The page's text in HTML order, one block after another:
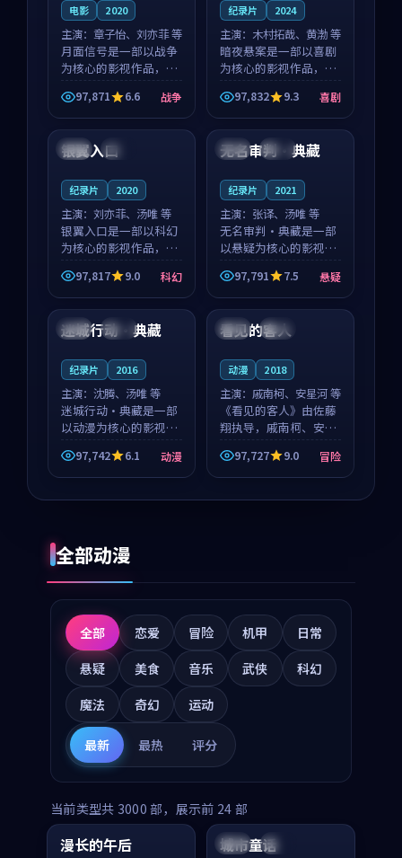
电影 2020
主演： 章子怡、刘亦菲 等
月面信号是一部以战争
为核心的影视作品，围
绕危机、反转与人物成
长展开，整体节奏紧
凑，值得推荐观看。
97,871 6.6 战争
纪录片 2024
主演： 木村拓哉、黄渤 等
暗夜悬案是一部以喜剧
为核心的影视作品，围
绕危机、反转与人物成
长展开，整体节奏紧
凑，值得推荐观看。
97,832 9.3 喜剧
法国 杜比
银翼入口
纪录片 2020
主演： 刘亦菲、汤唯 等
银翼入口是一部以科幻
为核心的影视作品，围
绕危机、反转与人物成
长展开，整体节奏紧
凑，值得推荐观看。
97,817 9.0 科幻
中国 热播
无名审判·典藏
纪录片 2021
主演： 张译、汤唯 等
无名审判·典藏是一部
以悬疑为核心的影视作
品，围绕危机、反转与
人物成长展开，整体节
奏紧凑，值得推荐观
97,791 7.5 悬疑
中国 完结
迷城行动·典藏
纪录片 2016
主演： 沈腾、汤唯 等
迷城行动·典藏是一部
以动漫为核心的影视作
品，围绕危机、反转与
人物成长展开，整体节
奏紧凑，值得推荐观
97,742 6.1 动漫
泰国 完结
看见的客人
动漫 2018
主演： 戚南柯、安星河 等
《看见的客人》由佐藤
翔执导，戚南柯、安星
河领衔主演，是一部
2018年上映的泰国冒险
动漫。影片以海岸抒情
97,727 9.0 冒险
全部动漫
全部 恋爱 冒险 机甲
日常
悬疑
美食 音乐 武侠
科幻
魔法
奇幻 运动
最新 最热 评分
当前类型共 3000 部，展示前 24 部
中国 高分
99:16
漫长的午后 美国 院线
城市童话